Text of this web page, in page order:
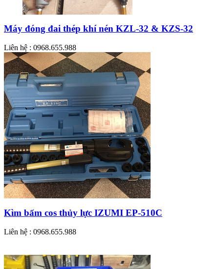
Máy đóng đai thép khí nén KZL-32 & KZS-32
Liên hệ : 0968.655.988
Kìm bấm cos thủy lực IZUMI EP-510C
Liên hệ : 0968.655.988